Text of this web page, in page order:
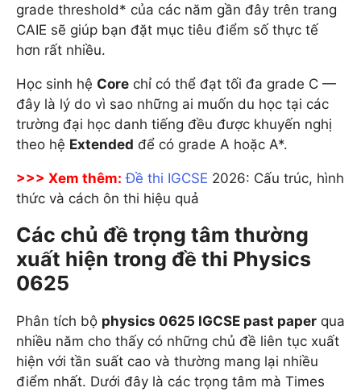
grade threshold* của các năm gần đây trên trang
CAIE sẽ giúp bạn đặt mục tiêu điểm số thực tế
hơn rất nhiều.
Học sinh hệ Core chỉ có thể đạt tối đa grade C —
đây là lý do vì sao những ai muốn du học tại các
trường đại học danh tiếng đều được khuyến nghị
theo hệ Extended để có grade A hoặc A*.
>>> Xem thêm: Đề thi IGCSE 2026: Cấu trúc, hình
thức và cách ôn thi hiệu quả
Các chủ đề trọng tâm thường
xuất hiện trong đề thi Physics
0625
Phân tích bộ physics 0625 IGCSE past paper qua
nhiều năm cho thấy có những chủ đề liên tục xuất
hiện với tần suất cao và thường mang lại nhiều
điểm nhất. Dưới đây là các trọng tâm mà Times